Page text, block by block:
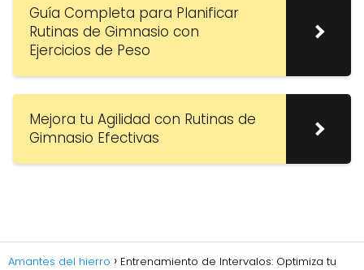
Guía Completa para Planificar
Rutinas de Gimnasio con
Ejercicios de Peso
Mejora tu Agilidad con Rutinas de
Gimnasio Efectivas
Amantes del hierro
Entrenamiento de Intervalos: Optimiza tu